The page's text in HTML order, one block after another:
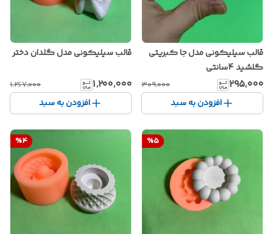
قالب سیلیکونی مدل جا کبریتی
گلشید 4سانتی
۲۹۵٬۰۰۰ ۳۰۹٬۰۰۰
افزودن به سبد
قالب سیلیکونی مدل گلدان دختر
۱٬۲۰۰٬۰۰۰ ۱٬۲۶۷٬۰۰۰
افزودن به سبد
%5
%4